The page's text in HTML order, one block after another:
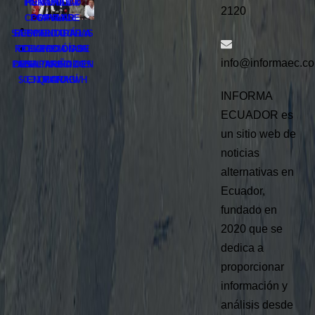
POR UNIDAD
POPULAR
RESPALDARÁ LA
REELECCIÓN DE
PABEL MUÑOZ EN
QUITO
PEÑAFIEL Y
DAYAN
SARMIENTO TRAS
CUATRO DÍAS
DESAPARECIDOS
EN MANABÍ
RETOMA LA
COMPRA DE
ELECTRICIDAD A
COLOMBIA CON
UNA TARIFA DE
$0,33 POR KWH
2120
INFORMA
ECUADOR es
un sitio web de
noticias
alternativas en
Ecuador,
fundado en
2020 que se
dedica a
proporcionar
información y
análisis desde